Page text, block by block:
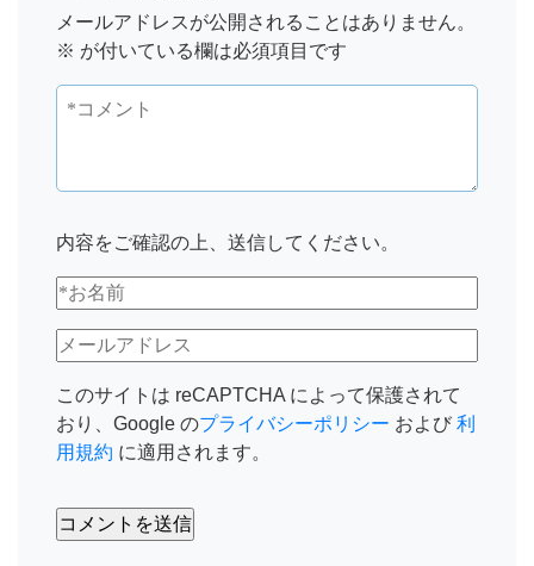
メールアドレスが公開されることはありません。
※ が付いている欄は必須項目です
内容をご確認の上、送信してください。
このサイトは reCAPTCHA によって保護されて
おり、Google のプライバシーポリシー および 利
用規約 に適用されます。